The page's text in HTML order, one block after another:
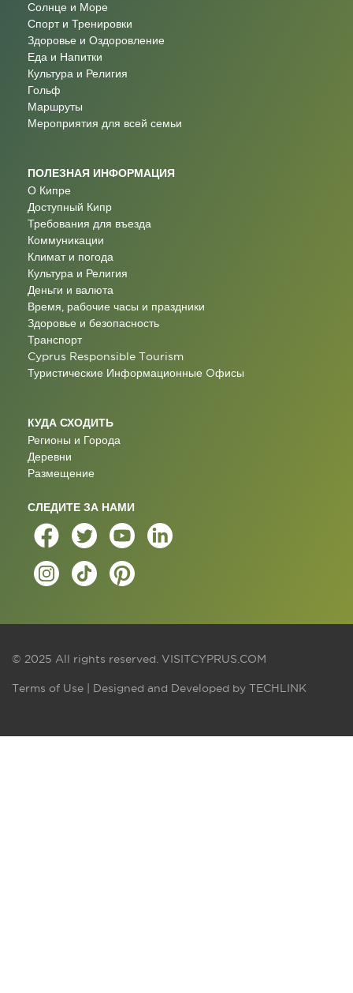
Солнце и Море
Спорт и Тренировки
Здоровье и Оздоровление
Еда и Напитки
Культура и Религия
Гольф
Маршруты
Мероприятия для всей семьи
ПОЛЕЗНАЯ ИНФОРМАЦИЯ
О Кипре
Доступный Кипр
Требования для въезда
Коммуникации
Климат и погода
Культура и Религия
Деньги и валюта
Время, рабочие часы и праздники
Здоровье и безопасность
Транспорт
Cyprus Responsible Tourism
Туристические Информационные Oфисы
КУДА СХОДИТЬ
Регионы и Города
Деревни
Размещение
СЛЕДИТЕ ЗА НАМИ
© 2025 All rights reserved. VISITCYPRUS.COM
Terms of Use | Designed and Developed by TECHLINK